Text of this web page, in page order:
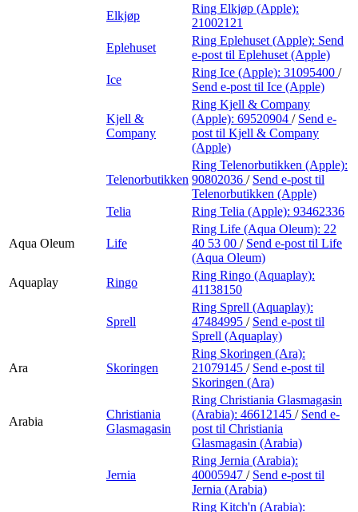
Elkjøp
Ring Elkjøp (Apple):
21002121
Eplehuset
Ring Eplehuset (Apple): Send
e-post til Eplehuset (Apple)
Ice
Ring Ice (Apple): 31095400 /
Send e-post til Ice (Apple)
Kjell &
Company
Ring Kjell & Company
(Apple): 69520904 / Send e-
post til Kjell & Company
(Apple)
Telenorbutikken
Ring Telenorbutikken (Apple):
90802036 / Send e-post til
Telenorbutikken (Apple)
Telia
Ring Telia (Apple): 93462336
Aqua Oleum Life
Ring Life (Aqua Oleum): 22
40 53 00 / Send e-post til Life
(Aqua Oleum)
Aquaplay
Ringo
Ring Ringo (Aquaplay):
41138150
Sprell
Ring Sprell (Aquaplay):
47484995 / Send e-post til
Sprell (Aquaplay)
Ara Skoringen
Ring Skoringen (Ara):
21079145 / Send e-post til
Skoringen (Ara)
Arabia
Christiania
Glasmagasin
Ring Christiania Glasmagasin
(Arabia): 46612145 / Send e-
post til Christiania
Glasmagasin (Arabia)
Jernia
Ring Jernia (Arabia):
40005947 / Send e-post til
Jernia (Arabia)
Ring Kitch'n (Arabia):